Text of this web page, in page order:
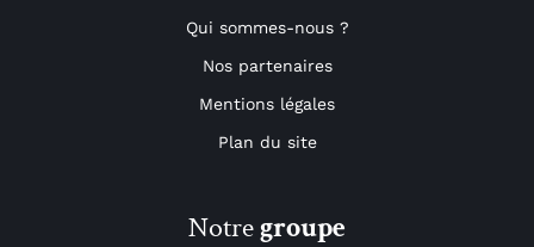
Qui sommes-nous ?
Nos partenaires
Mentions légales
Plan du site
Notregroupe